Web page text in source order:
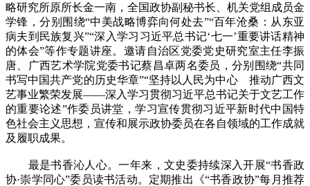
略研究所原所长金一南，全国政协副秘书长、机关党组成员金
学锋，分别围绕“中美战略博弈向何处去”“百年沧桑：从东亚
病夫到民族复兴”“深入学习习近平总书记‘七一’重要讲话精神
的体会”等作专题讲座。邀请自治区党委党史研究室主任李振
唐、广西艺术学院党委书记蔡昌卓两名委员，分别围绕“共同
书写中国共产党的历史华章”“坚持以人民为中心 推动广西文
艺事业繁荣发展——深入学习贯彻习近平总书记关于文艺工作
的重要论述”作委员讲堂，学习宣传贯彻习近平新时代中国特
色社会主义思想，宣传和展示政协委员在各自领域的工作成就
及履职成果。
最是书香沁人心。一年来，文史委持续深入开展“书香政
协·崇学同心”委员读书活动。定期推出《“书香政协”每月推荐